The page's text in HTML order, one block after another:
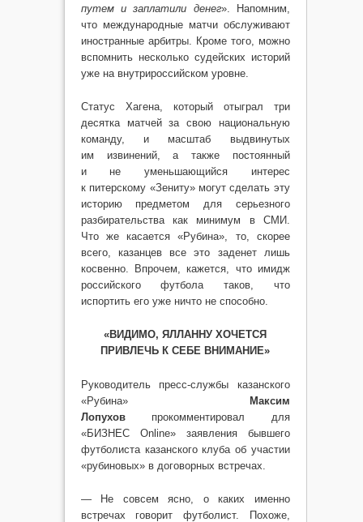
путем и заплатили денег». Напомним,
что международные матчи обслуживают
иностранные арбитры. Кроме того, можно
вспомнить несколько судейских историй
уже на внутрироссийском уровне.
Статус Хагена, который отыграл три
десятка матчей за свою национальную
команду, и масштаб выдвинутых
им извинений, а также постоянный
и не уменьшающийся интерес
к питерскому «Зениту» могут сделать эту
историю предметом для серьезного
разбирательства как минимум в СМИ.
Что же касается «Рубина», то, скорее
всего, казанцев все это заденет лишь
косвенно. Впрочем, кажется, что имидж
российского футбола таков, что
испортить его уже ничто не способно.
«ВИДИМО, ЯЛЛАННУ ХОЧЕТСЯ
ПРИВЛЕЧЬ К СЕБЕ ВНИМАНИЕ»
Руководитель пресс-службы казанского
«Рубина» Максим
Лопуховпрокомментировал для
«БИЗНЕС Online» заявления бывшего
футболиста казанского клуба об участии
«рубиновых» в договорных встречах.
— Не совсем ясно, о каких именно
встречах говорит футболист. Похоже,